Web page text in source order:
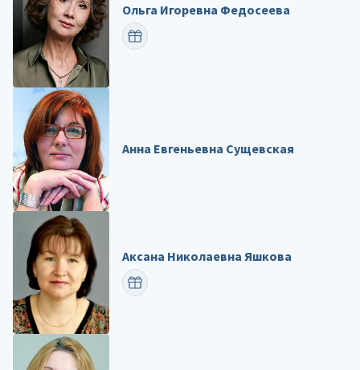
Ольга Игоревна Федосеева
ПОЗДРАВИТЬ
Анна Евгеньевна Сущевская
Аксана Николаевна Яшкова
ПОЗДРАВИТЬ